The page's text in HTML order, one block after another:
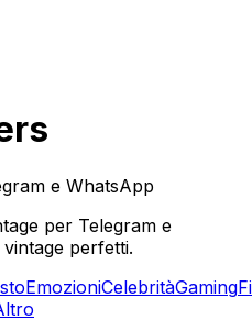
e WhatsApp
per Telegram e
perfetti.
EmozioniCelebritàGaming